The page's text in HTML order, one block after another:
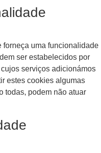
forneça uma funcionalidade
ser estabelecidos por
serviços adicionámos
estes cookies algumas
todas, podem não atuar